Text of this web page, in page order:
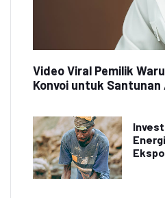
Video Viral Pemilik
Konvoi untuk Santunan